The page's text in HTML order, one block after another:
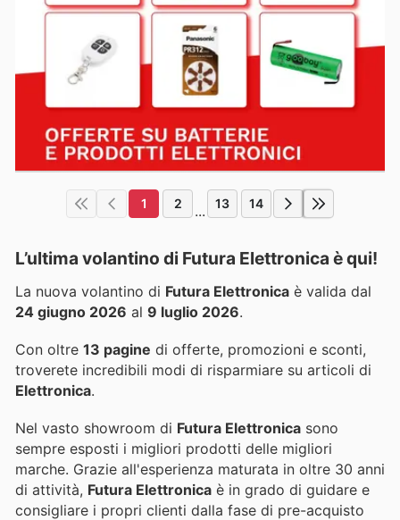
1 2 ... 13 14
L’ultima volantino di Futura Elettronica è qui!
La nuova volantino di Futura Elettronica è valida dal
24 giugno 2026 al 9 luglio 2026.
Con oltre 13 pagine di offerte, promozioni e sconti,
troverete incredibili modi di risparmiare su articoli di
Elettronica.
Nel vasto showroom di Futura Elettronica sono
sempre esposti i migliori prodotti delle migliori
marche. Grazie all'esperienza maturata in oltre 30 anni
di attività, Futura Elettronica è in grado di guidare e
consigliare i propri clienti dalla fase di pre-acquisto